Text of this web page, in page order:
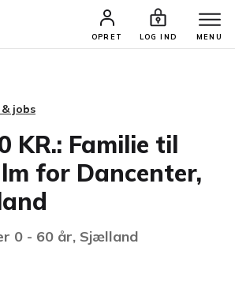
OPRET LOG IND MENU
& JOBS SØG PROFIL
jobs
KR.: Familie til
for Dancenter,
0 - 60 år, Sjælland